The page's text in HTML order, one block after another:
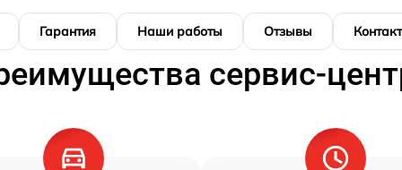
Гарантия Наши работы Отзывы
сервис-